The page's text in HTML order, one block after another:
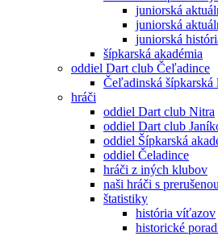
juniorská
juniorská
juniorská
šípkarská akadémia
oddiel Dart club Čeľadince
Čeľadinská šípkarská
hráči
oddiel Dart club Nitra
oddiel Dart club
oddiel Šípkarská
oddiel Čeladince
hráči z iných klubov
naši hráči s
štatistiky
história víťazov
historické